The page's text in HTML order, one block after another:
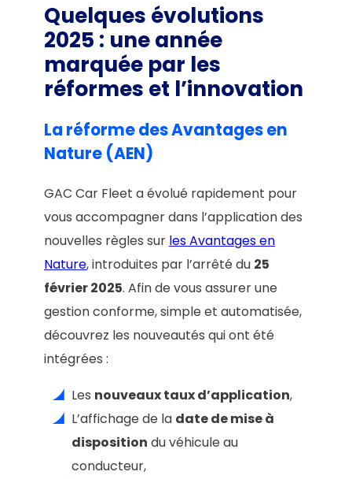
Quelques évolutions
2025 : une année
marquée par les
réformes et l’innovation
La réforme des Avantages en
Nature (AEN)
GAC Car Fleet a évolué rapidement pour
vous accompagner dans l’application des
nouvelles règles sur les Avantages en
Nature, introduites par l’arrêté du 25
février 2025. Afin de vous assurer une
gestion conforme, simple et automatisée,
découvrez les nouveautés qui ont été
intégrées :
Les nouveaux taux d’application,
L’affichage de la date de mise à
disposition du véhicule au
conducteur,